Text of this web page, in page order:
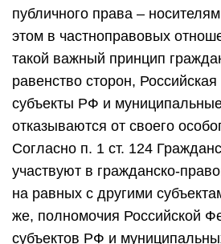
публичного права –
этом в частноправовых
такой важный принцип
равенство сторон,
субъекты РФ и
отказываются от своего
Согласно п. 1 ст. 124
участвуют в гражданско-
на равных с другими
же, полномочия Российской
субъектов РФ и